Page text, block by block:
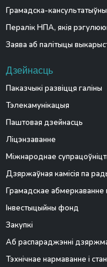
Грамадска-
Пералік НПА, якія
Заява аб палітыцы
Дзейнасць
Паказчыкі развіцця галіны
Тэлекамунікацыя
Паштовая дзейнасць
Ліцэнзаванне
Міжнароднае
Дзяржаўная камісія па
Грамадскае
Інвестыцыйны фонд
Закупкі
Аб распараджэнні
Тэхнічнае нармаванне і